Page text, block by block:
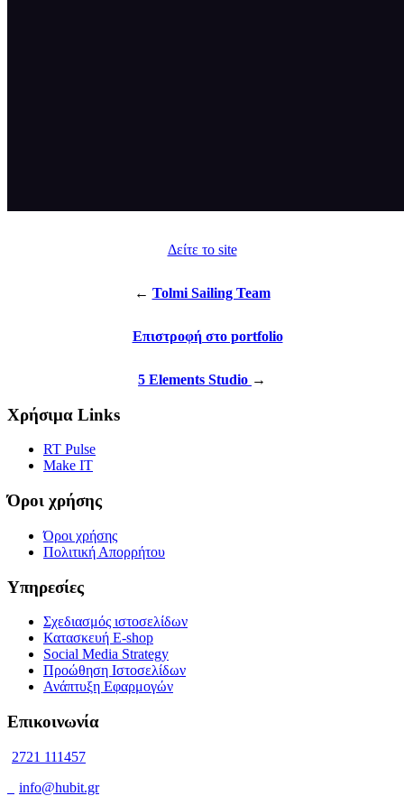
Δείτε το site
← Tolmi Sailing Team
Επιστροφή στο portfolio
5 Elements Studio →
Χρήσιμα Links
RT Pulse
Make IT
Όροι χρήσης
Όροι χρήσης
Πολιτική Απορρήτου
Υπηρεσίες
Σχεδιασμός ιστοσελίδων
Κατασκευή E-shop
Social Media Strategy
Προώθηση Ιστοσελίδων
Ανάπτυξη Εφαρμογών
Επικοινωνία
2721 111457
info@hubit.gr